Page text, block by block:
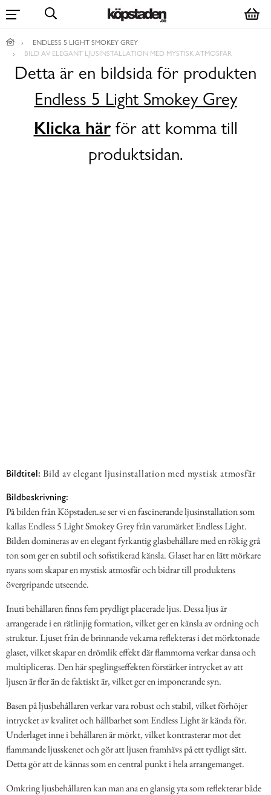
ENDLESS 5 LIGHT SMOKEY GREY
BILD AV ELEGANT LJUSINSTALLATION MED MYSTISK ATMOSFÄR
Detta är en bildsida för produkten
Endless 5 Light Smokey Grey
Klicka härför att komma till
produktsidan.
Bildtitel: Bild av elegant ljusinstallation med mystisk atmosfär
Bildbeskrivning:
På bilden från Köpstaden.se ser vi en fascinerande ljusinstallation som
kallas Endless 5 Light Smokey Grey från varumärket Endless Light.
Bilden domineras av en elegant fyrkantig glasbehållare med en rökig grå
ton som ger en subtil och sofistikerad känsla. Glaset har en lätt mörkare
nyans som skapar en mystisk atmosfär och bidrar till produktens
övergripande utseende.
Inuti behållaren finns fem prydligt placerade ljus. Dessa ljus är
arrangerade i en rätlinjig formation, vilket ger en känsla av ordning och
struktur. Ljuset från de brinnande vekarna reflekteras i det mörktonade
glaset, vilket skapar en drömlik effekt där flammorna verkar dansa och
multipliceras. Den här speglingseffekten förstärker intrycket av att
ljusen är fler än de faktiskt är, vilket ger en imponerande syn.
Basen på ljusbehållaren verkar vara robust och stabil, vilket förhöjer
intrycket av kvalitet och hållbarhet som Endless Light är kända för.
Underlaget inne i behållaren är mörkt, vilket kontrasterar mot det
flammande ljusskenet och gör att ljusen framhävs på ett tydligt sätt.
Detta gör att de kännas som en central punkt i hela arrangemanget.
Omkring ljusbehållaren kan man ana en glansig yta som reflekterar både